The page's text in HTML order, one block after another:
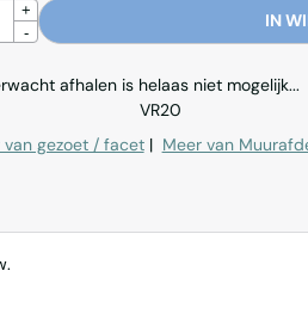
+
-
IN
afhalen is helaas niet mogelijk...
VR20
van gezoet / facet| Meer van